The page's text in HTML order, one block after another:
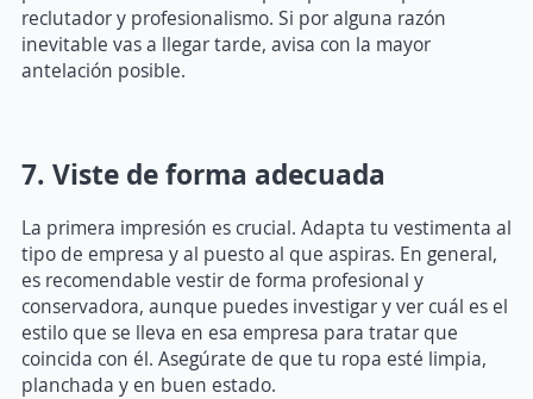
reclutador y profesionalismo. Si por alguna razón
inevitable vas a llegar tarde, avisa con la mayor
antelación posible.
7. Viste de forma adecuada
La primera impresión es crucial. Adapta tu vestimenta al
tipo de empresa y al puesto al que aspiras. En general,
es recomendable vestir de forma profesional y
conservadora, aunque puedes investigar y ver cuál es el
estilo que se lleva en esa empresa para tratar que
coincida con él. Asegúrate de que tu ropa esté limpia,
planchada y en buen estado.